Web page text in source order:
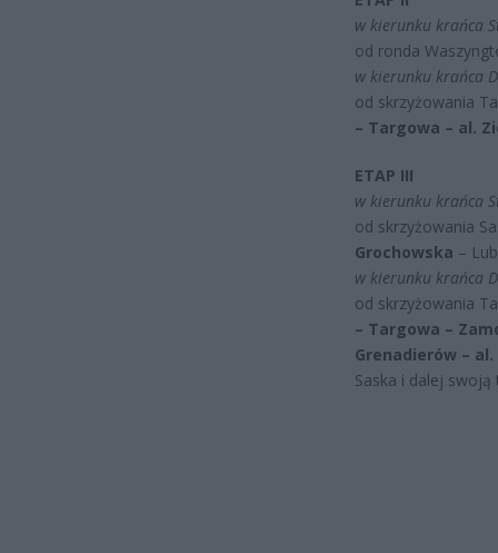
w kierunku krańca
od ronda
w kierunku krańca
od skrzyżowania
– Targowa – al.
ETAP III
w kierunku krańca
od skrzyżowania
Grochowska –
w kierunku krańca
od skrzyżowania
– Targowa –
Grenadierów –
Saska i dalej swoją